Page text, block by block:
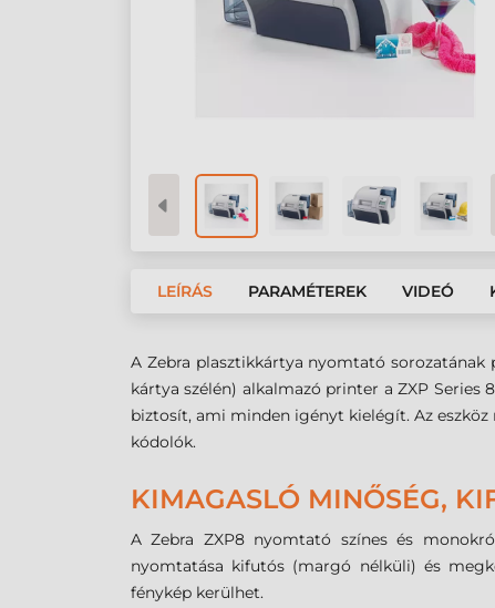
LEÍRÁS PARAMÉTEREK VIDEÓ
A Zebra plasztikkártya nyomtató
kártya szélén) alkalmazó printer a ZXP
biztosít, ami minden igényt kielégít. Az
kódolók.
KIMAGASLÓ MINŐSÉG,
A Zebra ZXP8 nyomtató színes és
nyomtatása kifutós (margó nélküli) és
fénykép kerülhet.